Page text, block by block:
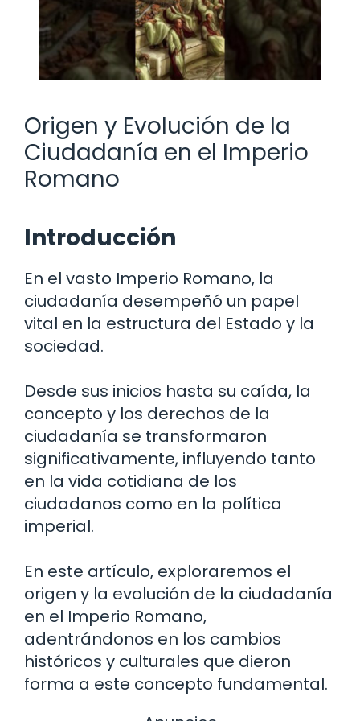
Origen y Evolución de la
Ciudadanía en el Imperio
Romano
Introducción
En el vasto Imperio Romano, la
ciudadanía desempeñó un papel
vital en la estructura del Estado y la
sociedad.
Desde sus inicios hasta su caída, la
concepto y los derechos de la
ciudadanía se transformaron
significativamente, influyendo tanto
en la vida cotidiana de los
ciudadanos como en la política
imperial.
En este artículo, exploraremos el
origen y la evolución de la ciudadanía
en el Imperio Romano,
adentrándonos en los cambios
históricos y culturales que dieron
forma a este concepto fundamental.